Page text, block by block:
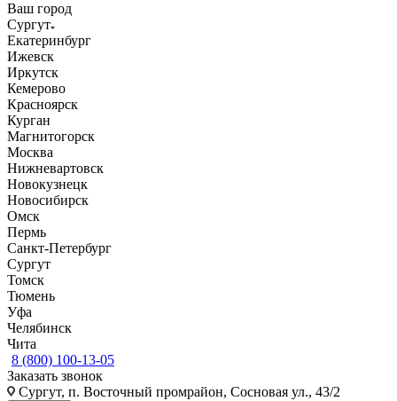
Ваш город
Сургут
Екатеринбург
Ижевск
Иркутск
Кемерово
Красноярск
Курган
Магнитогорск
Москва
Нижневартовск
Новокузнецк
Новосибирск
Омск
Пермь
Санкт-Петербург
Сургут
Томск
Тюмень
Уфа
Челябинск
Чита
8 (800) 100-13-05
Заказать звонок
Сургут, п. Восточный промрайон, Сосновая ул., 43/2